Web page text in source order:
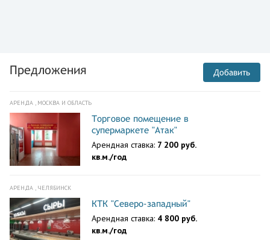
Предложения Добавить
АРЕНДА , МОСКВА И ОБЛАСТЬ
Торговое помещение в
супермаркете "Атак"
Арендная ставка: 7 200 руб.
кв.м./год
АРЕНДА , ЧЕЛЯБИНСК
КТК "Северо-западный"
Арендная ставка: 4 800 руб.
кв.м./год